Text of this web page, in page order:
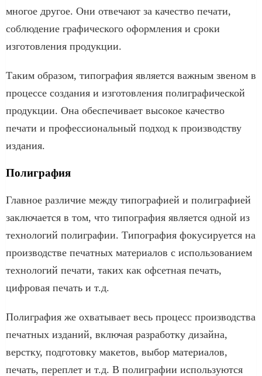
многое другое. Они отвечают за качество печати,
соблюдение графического оформления и сроки
изготовления продукции.
Таким образом, типография является важным звеном в
процессе создания и изготовления полиграфической
продукции. Она обеспечивает высокое качество
печати и профессиональный подход к производству
издания.
Полиграфия
Главное различие между типографией и полиграфией
заключается в том, что типография является одной из
технологий полиграфии. Типография фокусируется на
производстве печатных материалов с использованием
технологий печати, таких как офсетная печать,
цифровая печать и т.д.
Полиграфия же охватывает весь процесс производства
печатных изданий, включая разработку дизайна,
верстку, подготовку макетов, выбор материалов,
печать, переплет и т.д. В полиграфии используются